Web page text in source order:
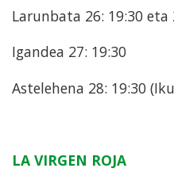
Larunbata 26: 19:30 eta
Igandea 27: 19:30
Astelehena 28: 19:30
LA VIRGEN ROJA